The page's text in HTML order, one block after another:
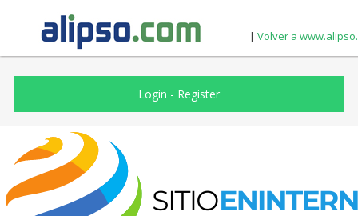
| Volver a
Login - Register